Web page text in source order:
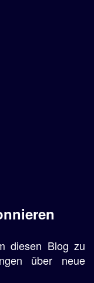
diesen Blog zu
über neue